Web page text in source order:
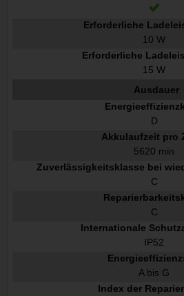
Erforderliche
10 W
Erforderliche
15 W
Ausdauer
D
Akkulaufzeit pro
5620 min
Zuverlässigkeitsklasse bei
C
C
Internationale
IP52
A bis G
Index der